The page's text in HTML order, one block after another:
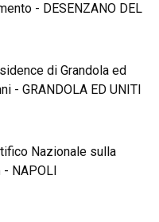
- DESENZANO DEL
di Grandola ed
- GRANDOLA ED UNITI
Nazionale sulla
NAPOLI